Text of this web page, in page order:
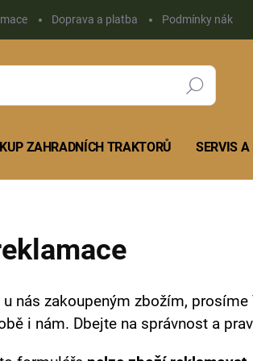
Doprava a platba Podmínky nákupu
Hledat
ZAHRADNÍCH TRAKTORŮ SERVIS
nás zakoupeným zbožím,
i nám. Dbejte na správnost a